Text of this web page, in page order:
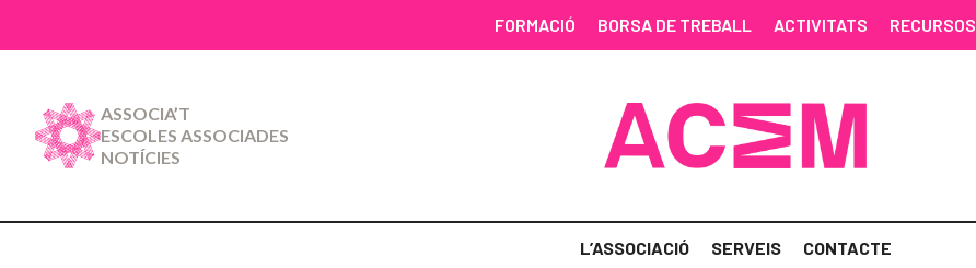
FORMACIÓ BORSA DE TREBALL ACTIVITATS RECURSOS
ASSOCIA’T
ESCOLES ASSOCIADES
NOTÍCIES
L’ASSOCIACIÓ SERVEIS CONTACTE